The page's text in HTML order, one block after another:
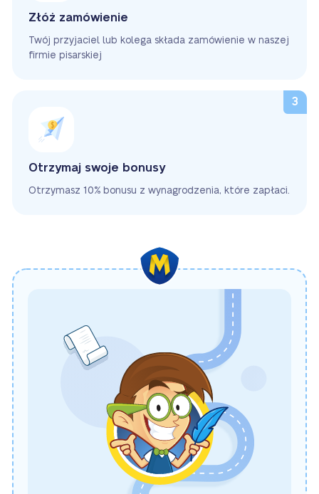
Złóż zamówienie
Twój przyjaciel lub kolega składa zamówienie w naszej
firmie pisarskiej
Otrzymaj swoje bonusy
Otrzymasz 10% bonusu z wynagrodzenia, które zapłaci.